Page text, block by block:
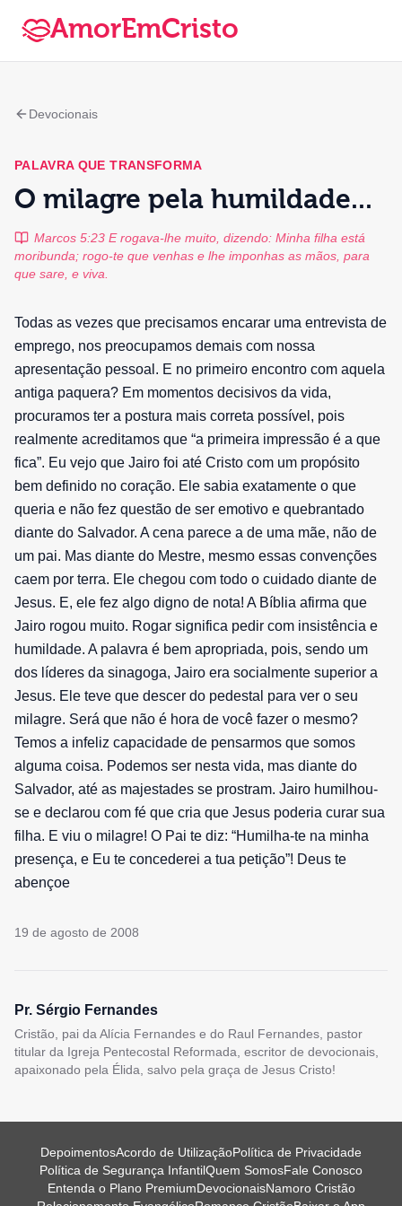
AmorEmCristo
Devocionais
PALAVRA QUE TRANSFORMA
O milagre pela humildade...
Marcos 5:23 E rogava-lhe muito, dizendo: Minha filha está
moribunda; rogo-te que venhas e lhe imponhas as mãos, para
que sare, e viva.
Todas as vezes que precisamos encarar uma entrevista de
emprego, nos preocupamos demais com nossa
apresentação pessoal. E no primeiro encontro com aquela
antiga paquera? Em momentos decisivos da vida,
procuramos ter a postura mais correta possível, pois
realmente acreditamos que “a primeira impressão é a que
fica”. Eu vejo que Jairo foi até Cristo com um propósito
bem definido no coração. Ele sabia exatamente o que
queria e não fez questão de ser emotivo e quebrantado
diante do Salvador. A cena parece a de uma mãe, não de
um pai. Mas diante do Mestre, mesmo essas convenções
caem por terra. Ele chegou com todo o cuidado diante de
Jesus. E, ele fez algo digno de nota! A Bíblia afirma que
Jairo rogou muito. Rogar significa pedir com insistência e
humildade. A palavra é bem apropriada, pois, sendo um
dos líderes da sinagoga, Jairo era socialmente superior a
Jesus. Ele teve que descer do pedestal para ver o seu
milagre. Será que não é hora de você fazer o mesmo?
Temos a infeliz capacidade de pensarmos que somos
alguma coisa. Podemos ser nesta vida, mas diante do
Salvador, até as majestades se prostram. Jairo humilhou-
se e declarou com fé que cria que Jesus poderia curar sua
filha. E viu o milagre! O Pai te diz: “Humilha-te na minha
presença, e Eu te concederei a tua petição”! Deus te
abençoe
19 de agosto de 2008
Pr. Sérgio Fernandes
Cristão, pai da Alícia Fernandes e do Raul Fernandes, pastor
titular da Igreja Pentecostal Reformada, escritor de devocionais,
apaixonado pela Élida, salvo pela graça de Jesus Cristo!
DepoimentosAcordo de UtilizaçãoPolítica de Privacidade
Política de Segurança InfantilQuem SomosFale Conosco
Entenda o Plano PremiumDevocionaisNamoro Cristão